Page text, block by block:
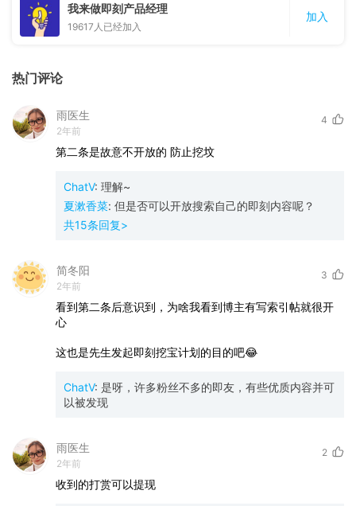
我来做即刻产品经理
19617 人已经加入
加入
热门评论
雨医生
2年前
4
第二条是故意不开放的 防止挖坟
ChatV: 理解~
夏漱香菜: 但是否可以开放搜索自己的即刻内容呢？
共15条回复>
简冬阳
2年前
3
看到第二条后意识到，为啥我看到博主有写索引帖就很开
心
这也是先生发起即刻挖宝计划的目的吧😂
ChatV: 是呀，许多粉丝不多的即友，有些优质内容并可
以被发现
雨医生
2年前
2
收到的打赏可以提现